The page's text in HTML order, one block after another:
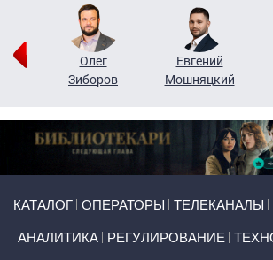
Олег
Зиборов
Евгений
Мошняцкий
КАТАЛОГ ОПЕРАТОРЫ ТЕЛЕКАНАЛЫ
АНАЛИТИКА РЕГУЛИРОВАНИЕ